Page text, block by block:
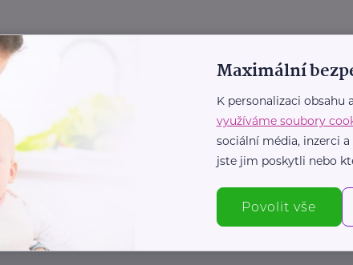
Maximální
K personalizaci obsahu
využíváme soubory
sociální média, inzerci
jste jim poskytli nebo
Povolit vše